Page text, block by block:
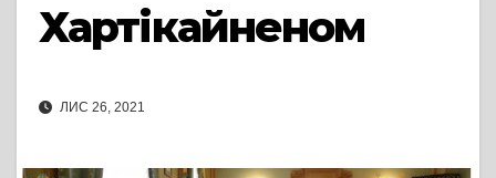
Хартікайненом
ЛИС 26, 2021